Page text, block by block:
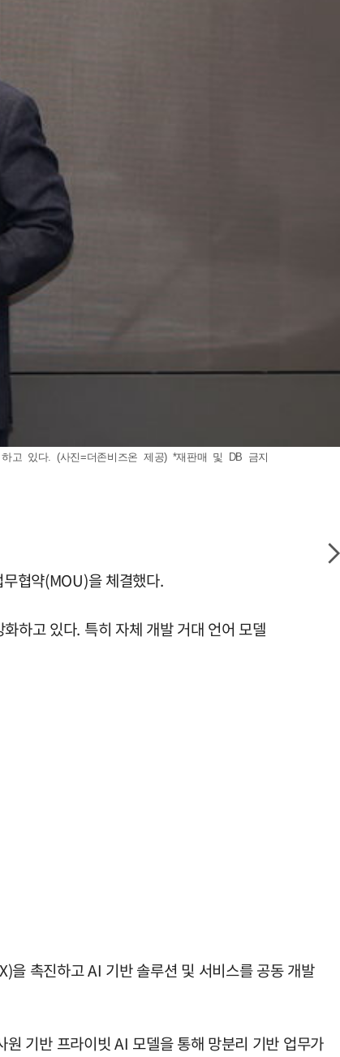
고 있다. (사진=더존비즈온 제공) *재판매 및 DB 금지
협약(MOU)을 체결했다.
하고 있다. 특히 자체 개발 거대 언어 모델
을 촉진하고 AI 기반 솔루션 및 서비스를 공동 개발
기반 프라이빗 AI 모델을 통해 망분리 기반 업무가